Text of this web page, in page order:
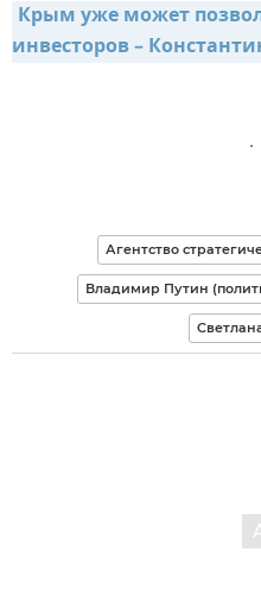
Крым уже может
инвесторов –
Агентство
Владимир Путин